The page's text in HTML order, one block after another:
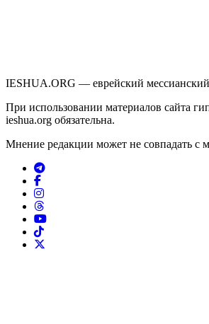
IESHUA.ORG — еврейский
При использовании материалов сайта
ieshua.org обязательна.
Мнение редакции может не совпадать с